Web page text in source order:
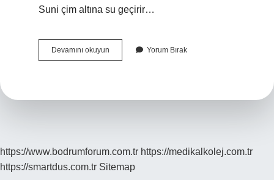
Suni çim altına su geçirir…
Devamını okuyun
Çimin
Yorum Bırak
https://www.bodrumforum.com.tr https://medikalkolej.com.tr
https://smartdus.com.tr Sitemap